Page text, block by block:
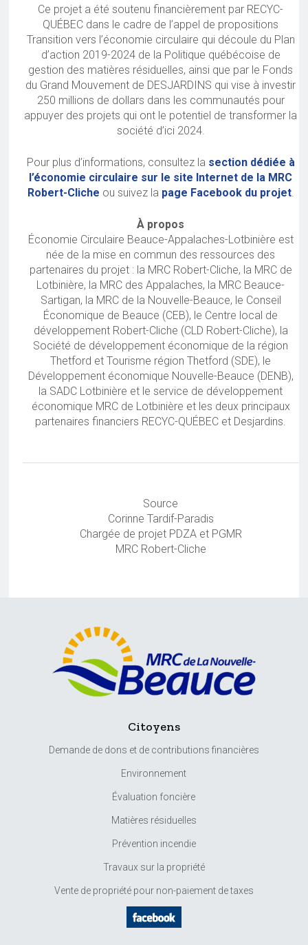
Ce projet a été soutenu financièrement par RECYC-
QUÉBEC dans le cadre de l’appel de propositions
Transition vers l’économie circulaire qui découle du Plan
d’action 2019-2024 de la Politique québécoise de
gestion des matières résiduelles, ainsi que par le Fonds
du Grand Mouvement de DESJARDINS qui vise à investir
250 millions de dollars dans les communautés pour
appuyer des projets qui ont le potentiel de transformer la
société d’ici 2024.
Pour plus d’informations, consultez la section dédiée à
l’économie circulaire sur le site Internet de la MRC
Robert-Cliche ou suivez la page Facebook du projet.
À propos
Économie Circulaire Beauce-Appalaches-Lotbinière est
née de la mise en commun des ressources des
partenaires du projet : la MRC Robert-Cliche, la MRC de
Lotbinière, la MRC des Appalaches, la MRC Beauce-
Sartigan, la MRC de la Nouvelle-Beauce, le Conseil
Économique de Beauce (CEB), le Centre local de
développement Robert-Cliche (CLD Robert-Cliche), la
Société de développement économique de la région
Thetford et Tourisme région Thetford (SDE), le
Développement économique Nouvelle-Beauce (DENB),
la SADC Lotbinière et le service de développement
économique MRC de Lotbinière et les deux principaux
partenaires financiers RECYC-QUÉBEC et Desjardins.
Source
Corinne Tardif-Paradis
Chargée de projet PDZA et PGMR
MRC Robert-Cliche
Citoyens
Demande de dons et de contributions financières
Environnement
Évaluation foncière
Matières résiduelles
Prévention incendie
Travaux sur la propriété
Vente de propriété pour non-paiement de taxes